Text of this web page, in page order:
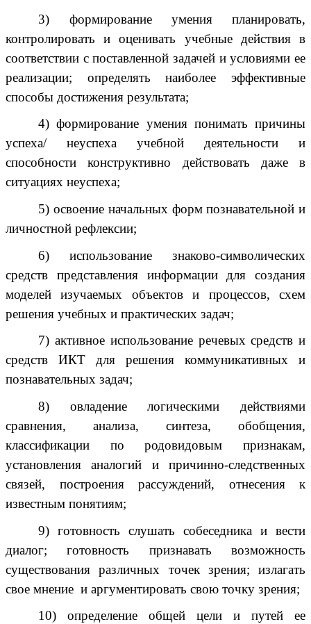
3) формирование умения планировать,
контролировать и оценивать учебные действия в
соответствии с поставленной задачей и условиями ее
реализации; определять наиболее эффективные
способы достижения результата;
4) формирование умения понимать причины
успеха/ неуспеха учебной деятельности и
способности конструктивно действовать даже в
ситуациях неуспеха;
5) освоение начальных форм познавательной и
личностной рефлексии;
6) использование знаково-символических
средств представления информации для создания
моделей изучаемых объектов и процессов, схем
решения учебных и практических задач;
7) активное использование речевых средств и
средств ИКТ для решения коммуникативных и
познавательных задач;
8) овладение логическими действиями
сравнения, анализа, синтеза, обобщения,
классификации по родовидовым признакам,
установления аналогий и причинно-следственных
связей, построения рассуждений, отнесения к
известным понятиям;
9) готовность слушать собеседника и вести
диалог; готовность признавать возможность
существования различных точек зрения; излагать
свое мнение и аргументировать свою точку зрения;
10) определение общей цели и путей ее